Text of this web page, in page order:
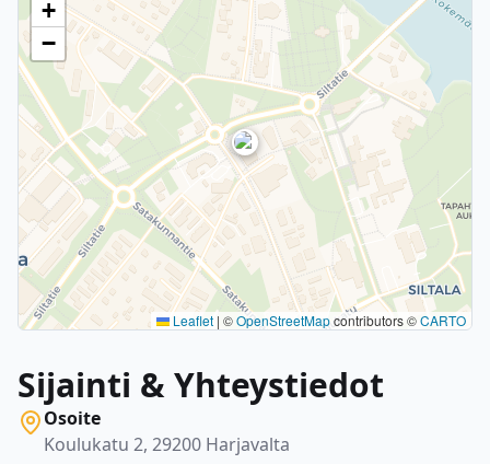
+
−
Leaflet | ©OpenStreetMapcontributors ©CARTO
Sijainti & Yhteystiedot
Osoite
Koulukatu 2, 29200 Harjavalta